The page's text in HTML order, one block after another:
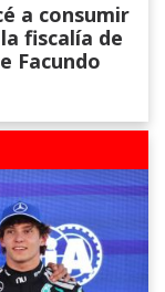
a consumir
fiscalía de
Facundo